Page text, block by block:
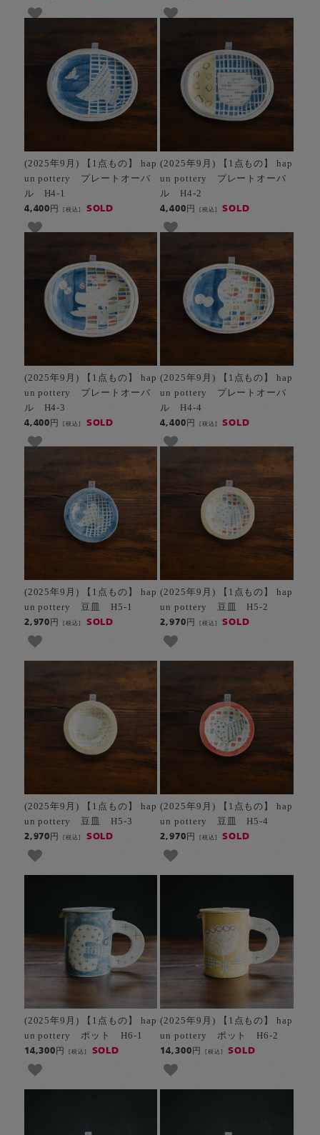
(2025年9月) 【1点もの】 hap
un pottery プレートオーバ
ル H4-1
4,400円[税込] SOLD
(2025年9月) 【1点もの】 hap
un pottery プレートオーバ
ル H4-2
4,400円 [税込] SOLD
(2025年9月) 【1点もの】 hap
un pottery プレートオーバ
ル H4-3
4,400円[税込] SOLD
(2025年9月) 【1点もの】 hap
un pottery プレートオーバ
ル H4-4
4,400円 [税込] SOLD
(2025年9月) 【1点もの】 hap
un pottery 豆皿 H5-1
2,970円[税込] SOLD
(2025年9月) 【1点もの】 hap
un pottery 豆皿 H5-2
2,970円 [税込] SOLD
(2025年9月) 【1点もの】 hap
un pottery 豆皿 H5-3
2,970円[税込] SOLD
(2025年9月) 【1点もの】 hap
un pottery 豆皿 H5-4
2,970円 [税込] SOLD
(2025年9月) 【1点もの】 hap
un pottery ポット H6-1
14,300円[税込] SOLD
(2025年9月) 【1点もの】 hap
un pottery ポット H6-2
14,300円 [税込] SOLD